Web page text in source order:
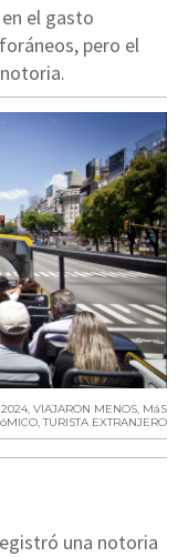
el gasto
pero el
, VIAJARON MENOS, MáS
,TURISTA EXTRANJERO
una notoria